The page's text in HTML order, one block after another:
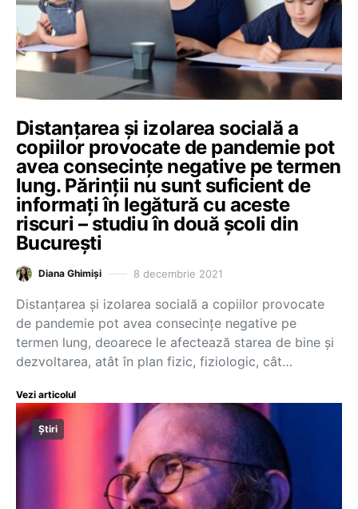
Distanțarea și izolarea socială a
copiilor provocate de pandemie pot
avea consecințe negative pe termen
lung. Părinții nu sunt suficient de
informați în legătură cu aceste
riscuri – studiu în două școli din
București
Diana Ghimiși 8 decembrie 2021
Distanţarea şi izolarea socială a copiilor provocate
de pandemie pot avea consecinţe negative pe
termen lung, deoarece le afectează starea de bine şi
dezvoltarea, atât în plan fizic, fiziologic, cât…
Vezi articolul
Știri